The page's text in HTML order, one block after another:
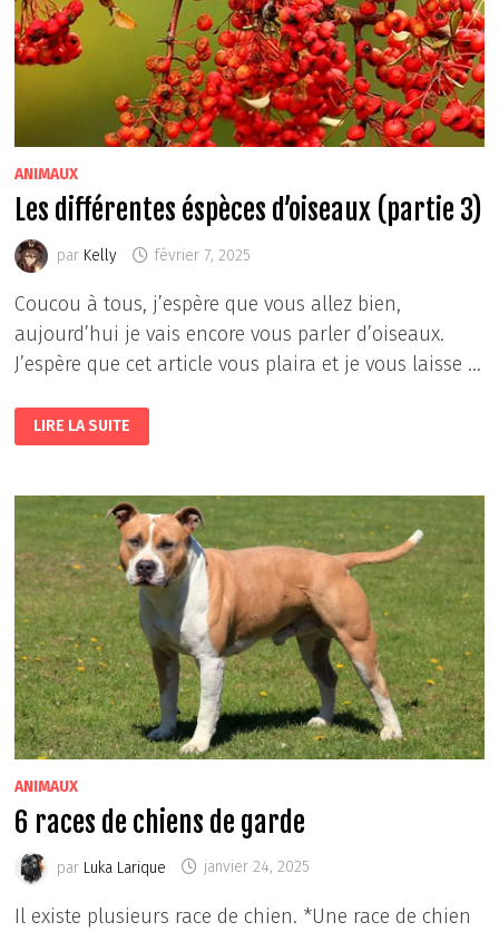
ANIMAUX
Les différentes éspèces d’oiseaux (partie 3)
par Kelly février 7, 2025
Coucou à tous, j’espère que vous allez bien,
aujourd’hui je vais encore vous parler d’oiseaux.
J’espère que cet article vous plaira et je vous laisse …
LES
DIFFÉRENTES
ÉSPÈCES
3)
LIRE LA SUITE
ANIMAUX
6 races de chiens de garde
par Luka Larique janvier 24, 2025
Il existe plusieurs race de chien. *Une race de chien